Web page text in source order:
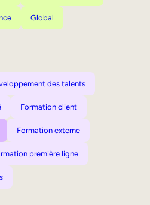
Global
des talents
Formation client
Formation externe
première ligne